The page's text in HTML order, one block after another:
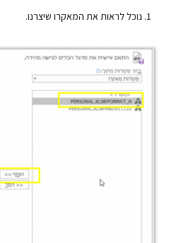
נוכל לראות את המאקרו שיצרנו.